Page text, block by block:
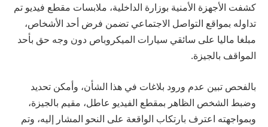
كشفت الأجهزة الأمنية بوزارة الداخلية، ملابسات مقطع فيديو تم
تداوله بمواقع التواصل الاجتماعي تضمن فرض أحد الأشخاص،
مبلغا ماليا على سائقي سيارات الميكروباص دون وجه حق بأحد
المواقف بالجيزة.
بالفحص تبين عدم ورود بلاغات في هذا الشأن، وأمكن تحديد
وضبط الشخص الظاهر بمقطع الفيديو عاطل، مقيم بالجيزة،
وبمواجهته اعترف بارتكاب الواقعة على النحو المشار إليه، وتم